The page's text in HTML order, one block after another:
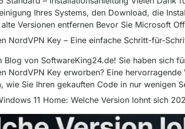
Ihres Systems, den Download, die
Versionen entfernen Bevor Sie Microsoft
NordVPN Key – Eine einfache Schritt-für-
von SoftwareKing24.de! Sie haben sich
NordVPN Key erworben? Eine
wie Sie Ihren gekauften Code in nur wenigen
11 Home: Welche Version lohnt sich